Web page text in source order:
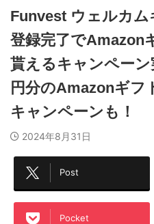
Funvest ウェルカ
登録完了でAmazon
貰えるキャンペーン
円分のAmazonギフ
キャンペーンも！
2024年8月31日
Post
Pocket